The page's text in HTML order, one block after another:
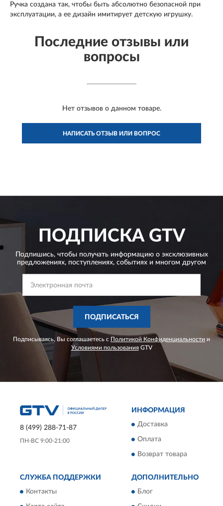
Ручка создана так, чтобы быть абсолютно безопасной при
эксплуатации, а ее дизайн имитирует детскую игрушку.
Последние отзывы или
вопросы
Нет отзывов о данном товаре.
НАПИСАТЬ ОТЗЫВ ИЛИ ВОПРОС
ПОДПИСКАGTV
Подпишись, чтобы получать информацию о эксклюзивных
предложениях, поступлениях, событиях и многом другом
ПОДПИСАТЬСЯ
Подписываясь, Вы соглашаетесь с Политикой Конфиденциальности и
Условиями пользованияGTV
8 (499) 288-71-87
ПН-ВС 9:00-21:00
ИНФОРМАЦИЯ
Доставка
Оплата
Возврат товара
СЛУЖБА ПОДДЕРЖКИ
Контакты
ДОПОЛНИТЕЛЬНО
Блог